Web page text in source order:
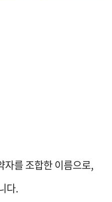
를 조합한 이름으로,
다.​